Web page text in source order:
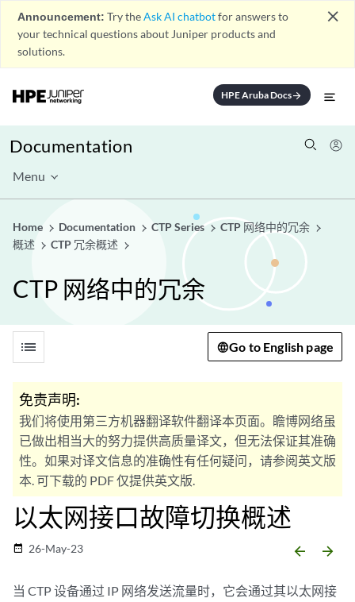
Announcement: Try theAsk AI chatbotfor answers to
your technical questions about Juniper products and
solutions.
close
HPE Aruba Docsarrow_forward
Documentation
Menu
Home Documentation CTP Series
CTP 网络中的冗余
概述
CTP 冗余概述
CTP 网络中的冗余
list Go to English page
免责声明:
我们将使用第三方机器翻译软件翻译本页面。瞻博网络虽
已做出相当大的努力提供高质量译文，但无法保证其准确
性。如果对译文信息的准确性有任何疑问，请参阅英文版
本. 可下载的 PDF 仅提供英文版.
以太网接口故障切换概述
date_range 26-May-23 arrow_backward arrow_forward
当 CTP 设备通过 IP 网络发送流量时，它会通过其以太网接